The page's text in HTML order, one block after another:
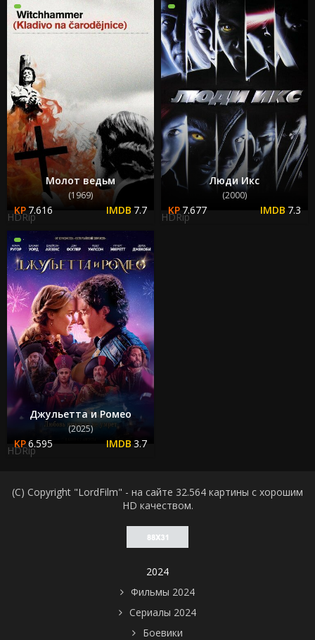
Молот ведьм
(1969)
7.616 7.7
HDRip
Люди Икс
(2000)
7.677 7.3
HDRip
Джульетта и Ромео
(2025)
6.595 3.7
HDRip
(C) Copyright "LordFilm" - на сайте 32.564 картины с хорошим
HD качеством.
2024
Фильмы 2024
Сериалы 2024
Боевики